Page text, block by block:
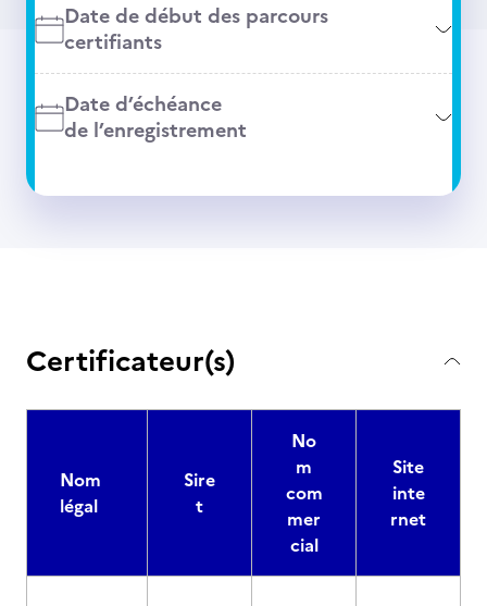
Date de début des parcours
certifiants
Date d’échéance
de l’enregistrement
Certificateur(s)
Nom
légal
Sire
t
No
m
com
mer
cial
Site
inte
rnet